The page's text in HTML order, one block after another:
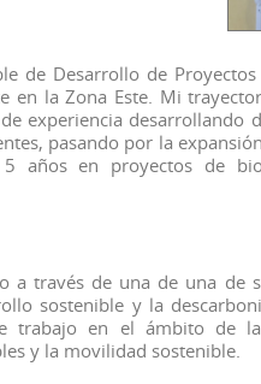
de Desarrollo de
en la Zona Este. Mi
experiencia desarrollando
pasando por la
años en proyectos de
a través de una de una de
sostenible y la
trabajo en el ámbito de
y la movilidad sostenible.